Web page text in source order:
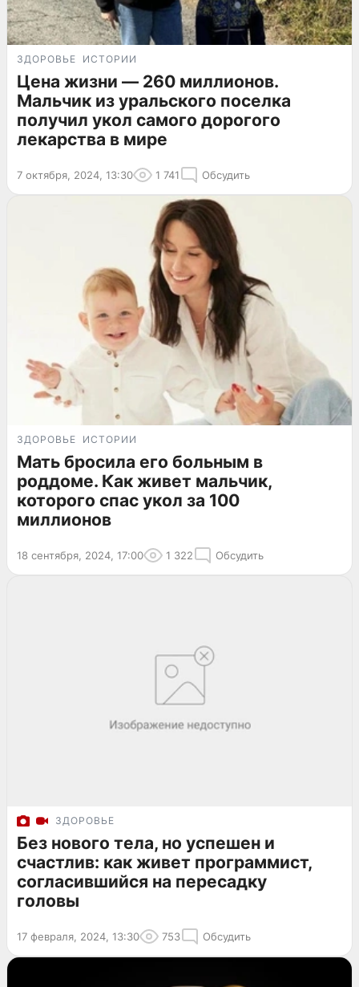
ЗДОРОВЬЕ ИСТОРИИ
Цена жизни — 260 миллионов.
Мальчик из уральского поселка
получил укол самого дорогого
лекарства в мире
7 октября, 2024, 13:30 1 741 Обсудить
ЗДОРОВЬЕ ИСТОРИИ
Мать бросила его больным в
роддоме. Как живет мальчик,
которого спас укол за 100
миллионов
18 сентября, 2024, 17:00 1 322 Обсудить
ЗДОРОВЬЕ
Без нового тела, но успешен и
счастлив: как живет программист,
согласившийся на пересадку
головы
17 февраля, 2024, 13:30 753 Обсудить